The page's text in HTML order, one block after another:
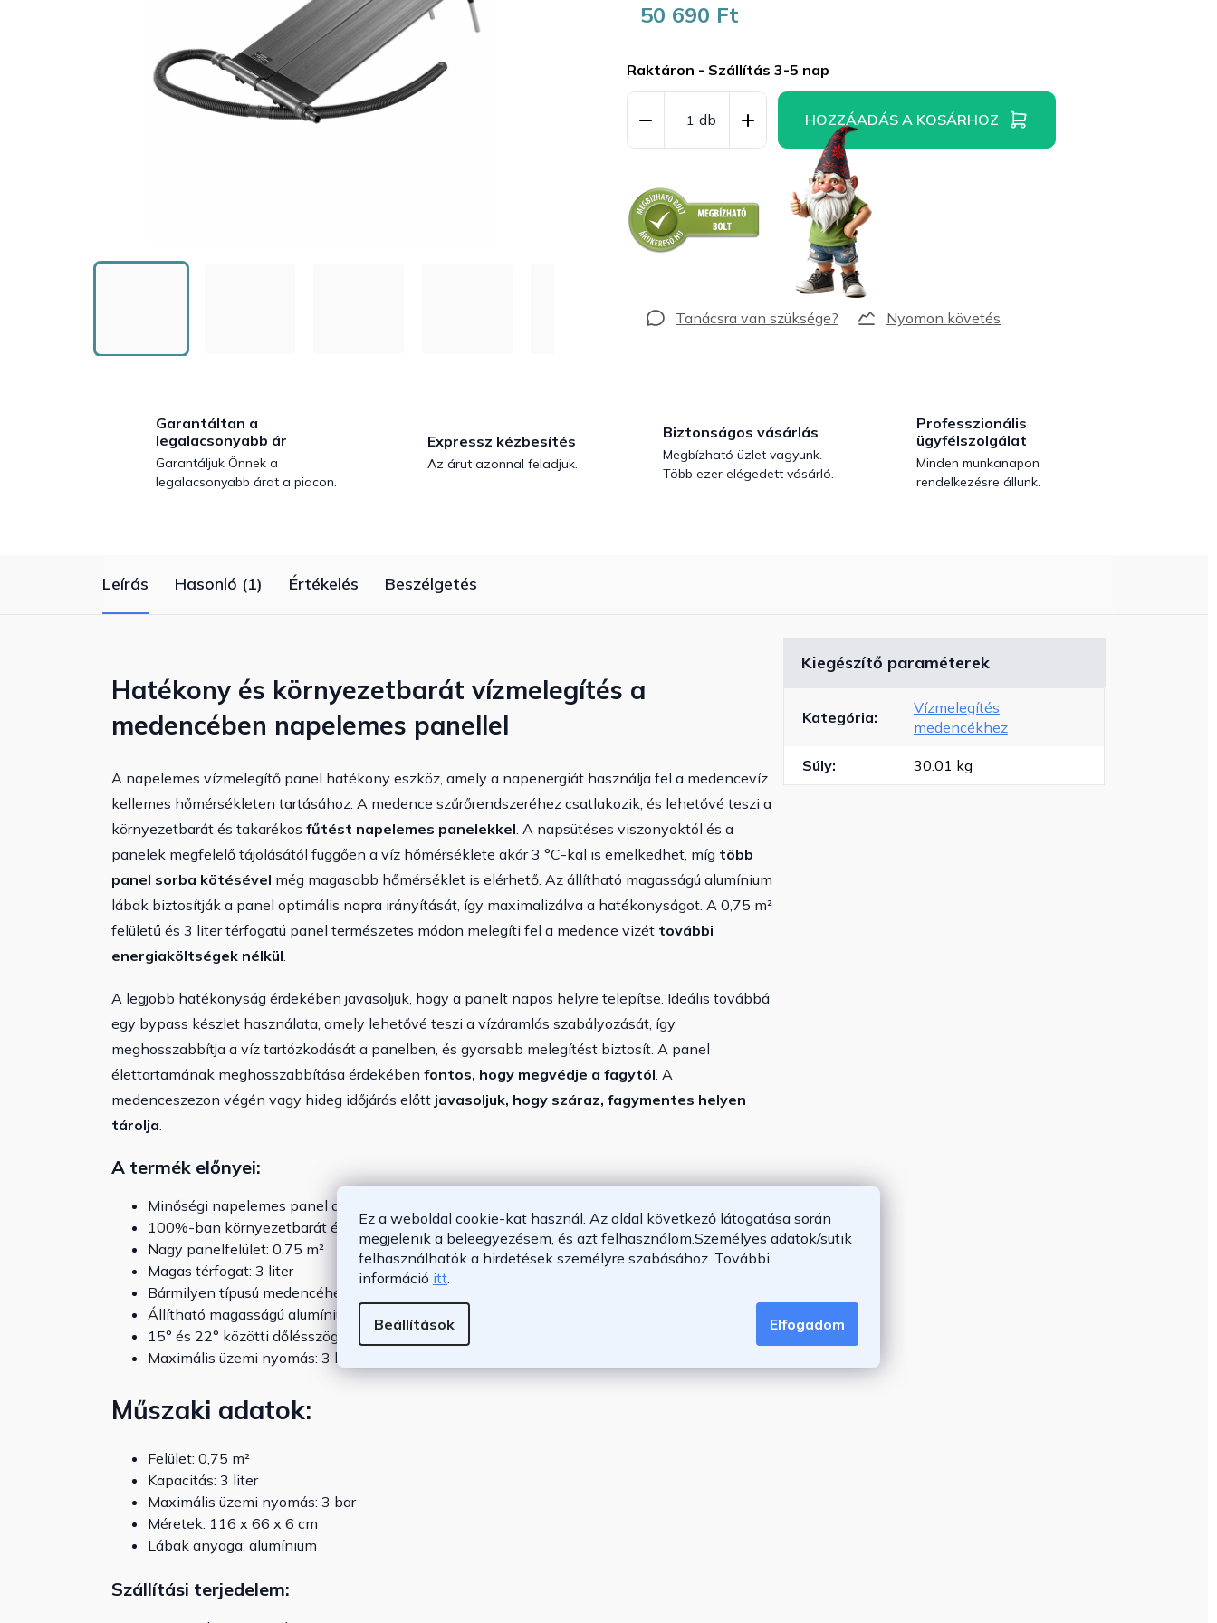
Ez a weboldal cookie-kat használ. Az oldal következő látogatása során
megjelenik a beleegyezésem, és azt felhasználom. Személyes adatok/sütik
felhasználhatók a hirdetések személyre szabásához. További
információ itt
Beállítások Elfogadom
50 690 Ft
Raktáron - Szállítás 3-5 nap
HOZZÁADÁS A KOSÁRHOZ
Nyomon követés
Garantáltan a
legalacsonyabb ár
Garantáljuk Önnek a
legalacsonyabb árat a piacon.
Expressz kézbesítés
Az árut azonnal feladjuk.
Biztonságos vásárlás
Megbízható üzlet vagyunk.
Több ezer elégedett vásárló.
Professzionális
ügyfélszolgálat
Minden munkanapon
rendelkezésre állunk.
Leírás Hasonló (1) Értékelés Beszélgetés
Hatékony és környezetbarát vízmelegítés a
medencében napelemes panellel
A napelemes vízmelegítő panel hatékony eszköz, amely a napenergiát használja fel a medencevíz
kellemes hőmérsékleten tartásához. A medence szűrőrendszeréhez csatlakozik, és lehetővé teszi a
környezetbarát és takarékos fűtést napelemes panelekkel. A napsütéses viszonyoktól és a
panelek megfelelő tájolásától függően a víz hőmérséklete akár 3 °C-kal is emelkedhet, míg több
panel sorba kötésével még magasabb hőmérséklet is elérhető. Az állítható magasságú alumínium
lábak biztosítják a panel optimális napra irányítását, így maximalizálva a hatékonyságot. A 0,75 m²
felületű és 3 liter térfogatú panel természetes módon melegíti fel a medence vizét további
energiaköltségek nélkül.
A legjobb hatékonyság érdekében javasoljuk, hogy a panelt napos helyre telepítse. Ideális továbbá
egy bypass készlet használata, amely lehetővé teszi a vízáramlás szabályozását, így
meghosszabbítja a víz tartózkodását a panelben, és gyorsabb melegítést biztosít. A panel
élettartamának meghosszabbítása érdekében fontos, hogy megvédje a fagytól. A
medenceszezon végén vagy hideg időjárás előtt javasoljuk, hogy száraz, fagymentes helyen
tárolja.
A termék előnyei:
Minőségi napelemes panel a medence környezetbarát fűtéséhez akár 3°C-kal
100%-ban környezetbarát és nincs utólagos költség
Nagy panelfelület: 0,75 m²
Magas térfogat: 3 liter
Bármilyen típusú medencéhez használható medence szivattyúval/szűrőrendszerrel együtt
Állítható magasságú alumínium lábak
15° és 22° közötti dőlésszög az optimális napra igazításhoz
Maximális üzemi nyomás: 3 bar
Műszaki adatok:
Felület: 0,75 m²
Kapacitás: 3 liter
Maximális üzemi nyomás: 3 bar
Méretek: 116 x 66 x 6 cm
Lábak anyaga: alumínium
Szállítási terjedelem:
Kiegészítő paraméterek
Kategória:
Vízmelegítés
medencékhez
Súly: 30.01 kg